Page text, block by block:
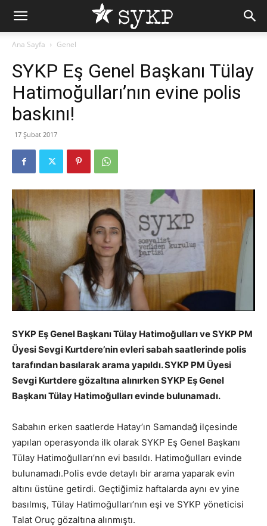
Ana Sayfa Genel
SYKP Eş Genel Başkanı Tülay
Hatimoğulları’nın evine polis
baskını!
17 Şubat 2017
SYKP Eş Genel Başkanı Tülay Hatimoğulları ve SYKP PM
Üyesi Sevgi Kurtdere’nin evleri sabah saatlerinde polis
tarafından basılarak arama yapıldı. SYKP PM Üyesi
Sevgi Kurtdere gözaltına alınırken SYKP Eş Genel
Başkanı Tülay Hatimoğulları evinde bulunamadı.
Sabahın erken saatlerde Hatay’ın Samandağ ilçesinde
yapılan operasyonda ilk olarak SYKP Eş Genel Başkanı
Tülay Hatimoğulları’nn evi basıldı. Hatimoğulları evinde
bulunamadı.Polis evde detaylı bir arama yaparak evin
altını üstüne getirdi. Geçtiğimiz haftalarda aynı ev yine
basılmış, Tülay Hatimoğulları’nın eşi ve SYKP yöneticisi
Talat Oruç gözaltına alınmıştı.